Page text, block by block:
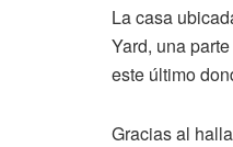
La casa
Yard, una
este último
Gracias al